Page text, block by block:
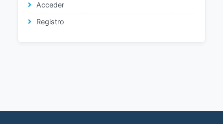
Acceder
Registro